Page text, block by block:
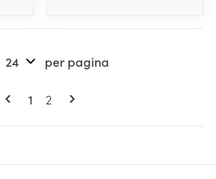
Pagina's
U lees momenteel pagina
1 Pagina
2
per pagina